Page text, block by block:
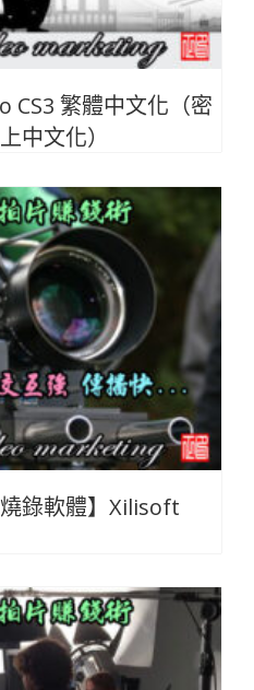
繁體中文化（密
中文化）
燒錄軟體】Xilisoft